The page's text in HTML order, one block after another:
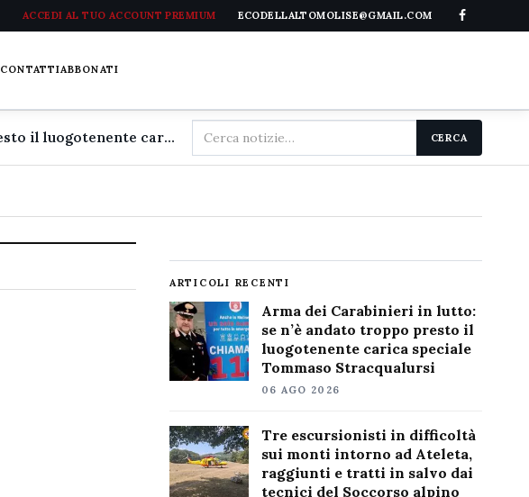
ACCEDI AL TUO ACCOUNT PREMIUM ECODELLALTOMOLISE@GMAIL.COM
CONTATTIABBONATI
Arma dei Carabinieri in lutto: se n'è andato troppo presto il luogotenente carica speciale Tommaso Stracqualursi
Cerca
nel
CERCA
ARTICOLI RECENTI
Arma dei Carabinieri in lutto:
se n’è andato troppo presto il
luogotenente carica speciale
Tommaso Stracqualursi
06 AGO 2026
Tre escursionisti in difficoltà
sui monti intorno ad Ateleta,
raggiunti e tratti in salvo dai
tecnici del Soccorso alpino